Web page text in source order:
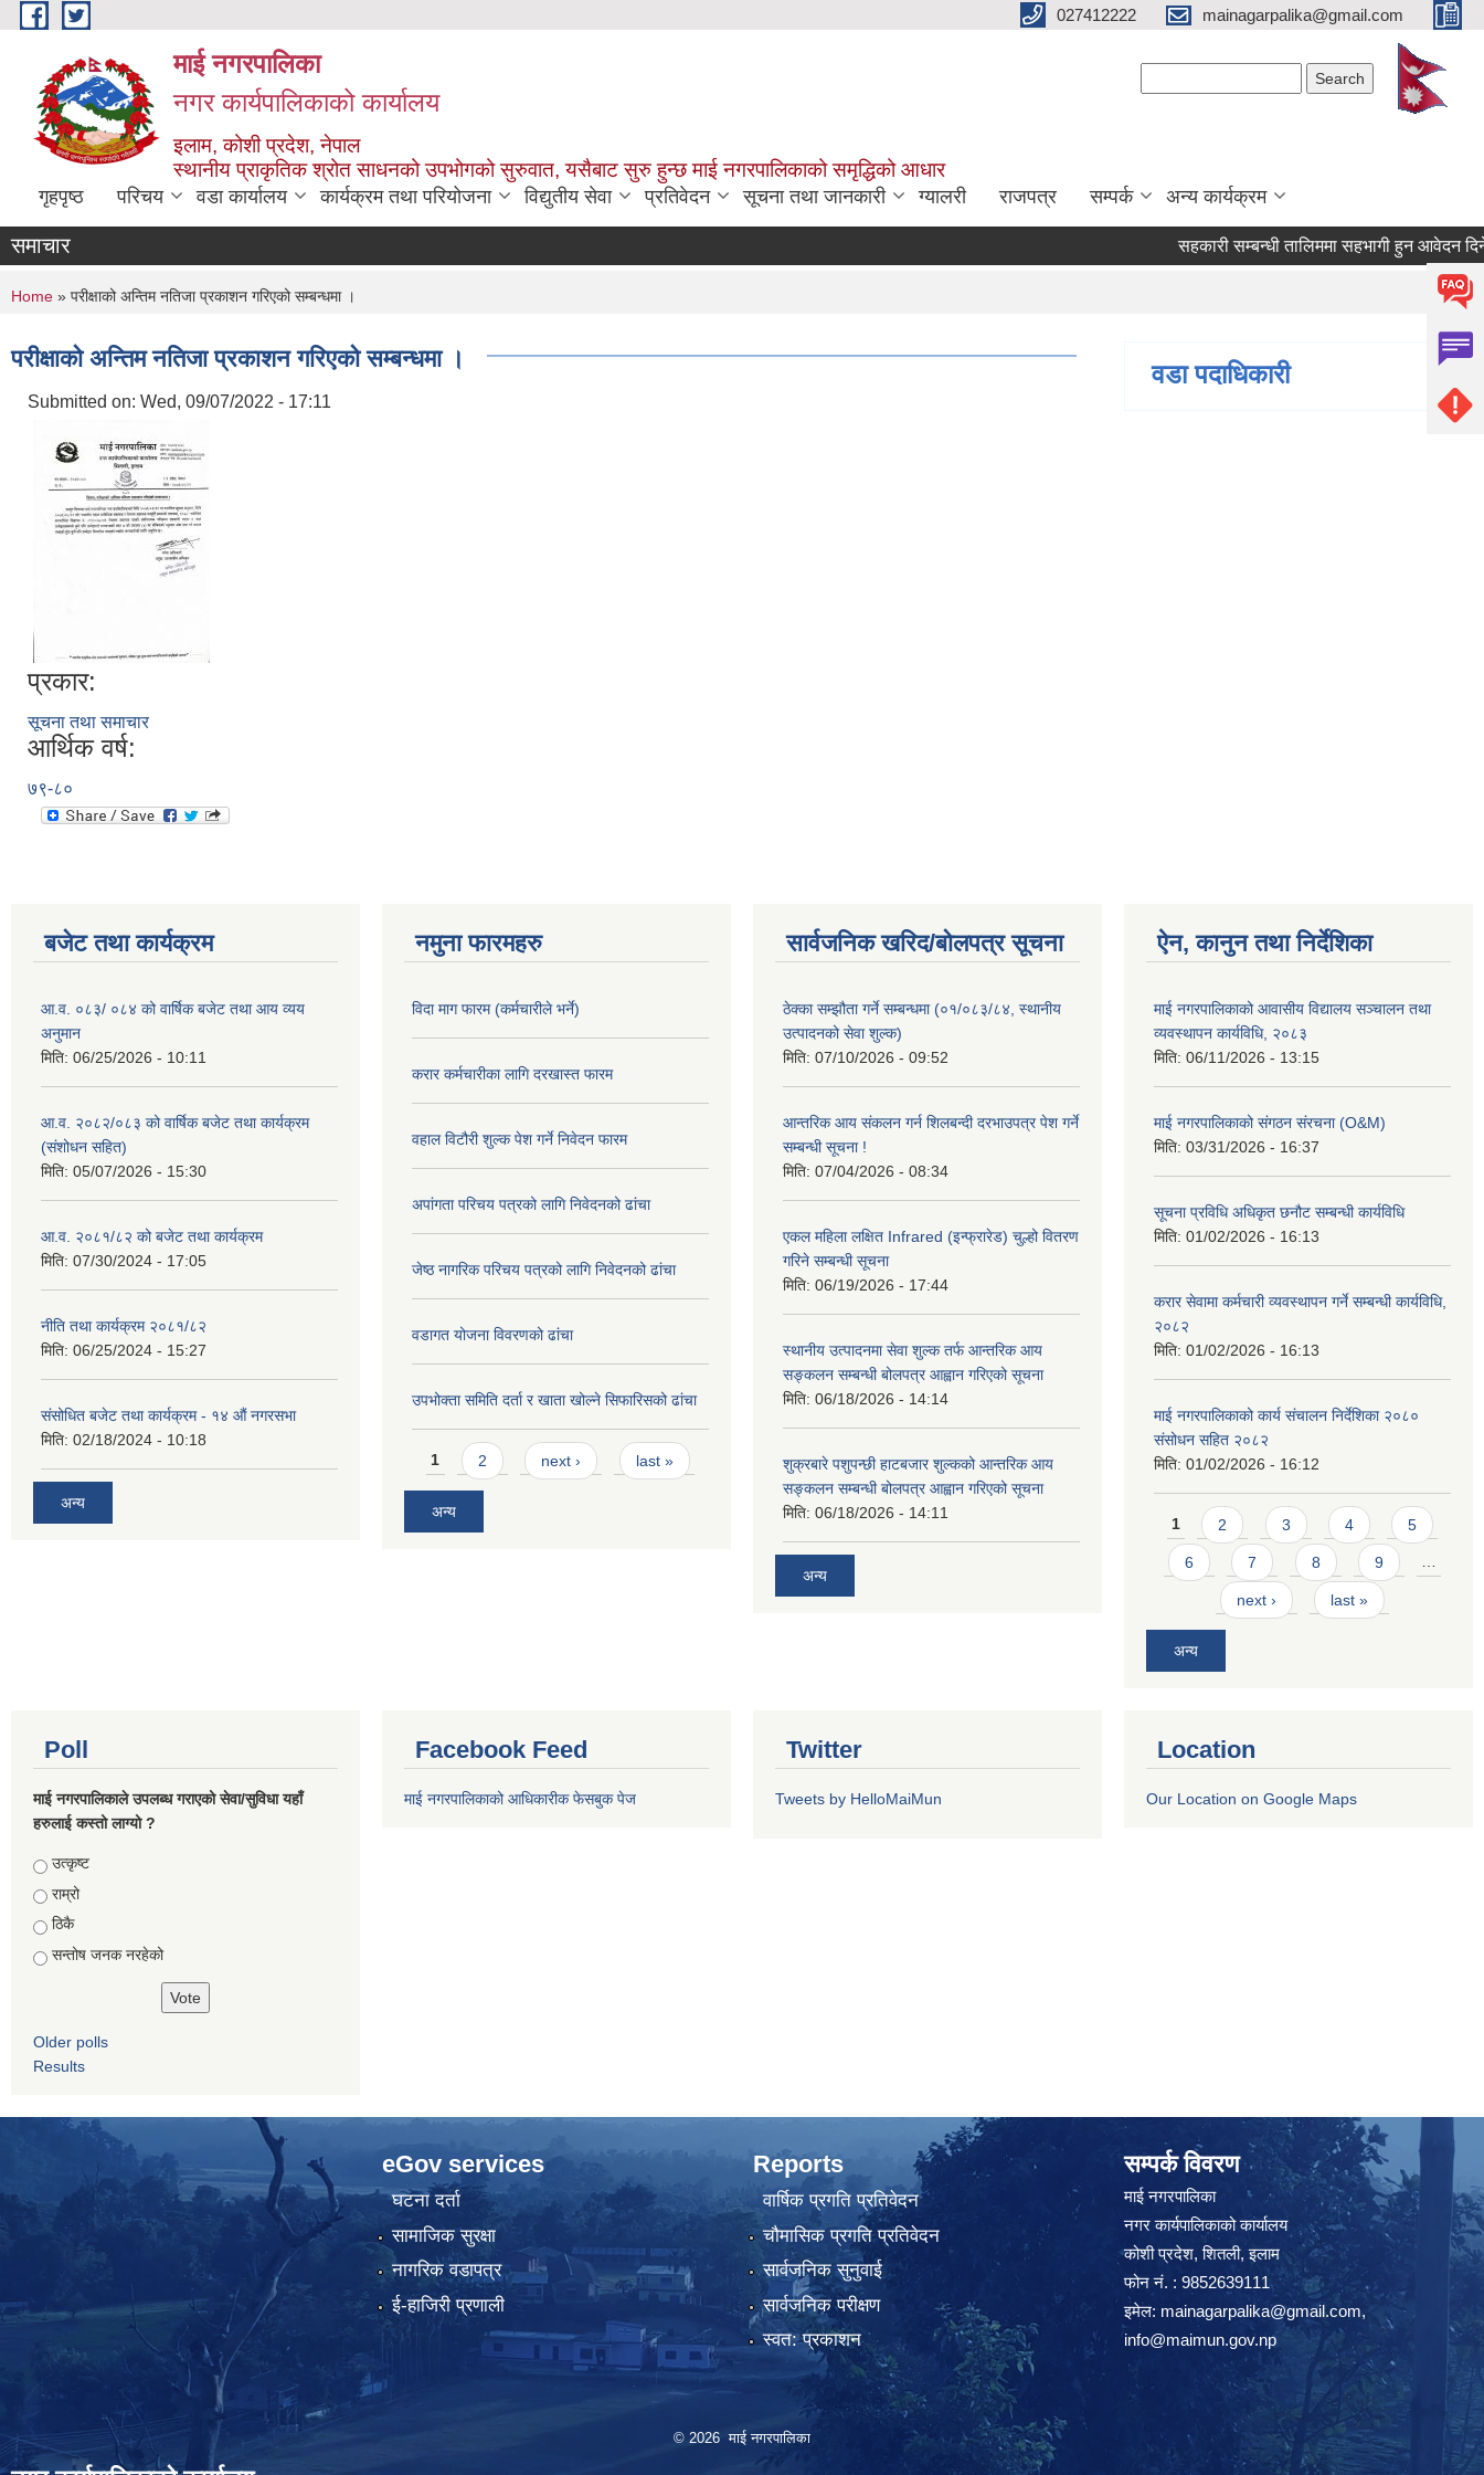
Skip to main content 027412222 mainagarpalika@gmail.com
माई नगरपालिका
नगर कार्यपालिकाको कार्यालय
इलाम, कोशी प्रदेश, नेपाल
स्थानीय प्राकृतिक श्रोत साधनको उपभोगको सुरुवात, यसैबाट सुरु हुन्छ माई नगरपालिकाको समृद्धिको आधार
गृहपृष्ठ परिचय वडा कार्यालय कार्यक्रम तथा परियोजना विद्युतीय सेवा प्रतिवेदन सूचना तथा जानकारी ग्यालरी राजपत्र सम्पर्क अन्य कार्यक्रम
समाचार सहकारी सम्बन्धी तालिममा सहभागी हुन आवेदन दिने
You are here
Home » परीक्षाको अन्तिम नतिजा प्रकाशन गरिएको सम्बन्धमा ।
परीक्षाको अन्तिम नतिजा प्रकाशन गरिएको सम्बन्धमा ।
Submitted on: Wed, 09/07/2022 - 17:11
प्रकार:
सूचना तथा समाचार
आर्थिक वर्ष:
७९-८०
वडा पदाधिकारी
बजेट तथा कार्यक्रम
आ.व. ०८३/ ०८४ को वार्षिक बजेट तथा आय व्यय
अनुमान
मिति: 06/25/2026 - 10:11
आ.व. २०८२/०८३ को वार्षिक बजेट तथा कार्यक्रम
(संशोधन सहित)
मिति: 05/07/2026 - 15:30
आ.व. २०८१/८२ को बजेट तथा कार्यक्रम
मिति: 07/30/2024 - 17:05
नीति तथा कार्यक्रम २०८१/८२
मिति: 06/25/2024 - 15:27
संसोधित बजेट तथा कार्यक्रम - १४ औं नगरसभा
मिति: 02/18/2024 - 10:18
अन्य
नमुना फारमहरु
विदा माग फारम (कर्मचारीले भर्ने)
करार कर्मचारीका लागि दरखास्त फारम
वहाल विटौरी शुल्क पेश गर्ने निवेदन फारम
अपांगता परिचय पत्रको लागि निवेदनको ढांचा
जेष्ठ नागरिक परिचय पत्रको लागि निवेदनको ढांचा
वडागत योजना विवरणको ढांचा
उपभोक्ता समिति दर्ता र खाता खोल्ने सिफारिसको ढांचा
Pages
1 2 next › last »
अन्य
सार्वजनिक खरिद/बोलपत्र सूचना
ठेक्का सम्झौता गर्ने सम्बन्धमा (०१/०८३/८४, स्थानीय
उत्पादनको सेवा शुल्क)
मिति: 07/10/2026 - 09:52
आन्तरिक आय संकलन गर्न शिलबन्दी दरभाउपत्र पेश गर्ने
सम्बन्धी सूचना !
मिति: 07/04/2026 - 08:34
एकल महिला लक्षित Infrared (इन्फ्रारेड) चुल्हो वितरण
गरिने सम्बन्धी सूचना
मिति: 06/19/2026 - 17:44
स्थानीय उत्पादनमा सेवा शुल्क तर्फ आन्तरिक आय
सङ्कलन सम्बन्धी बोलपत्र आह्वान गरिएको सूचना
मिति: 06/18/2026 - 14:14
शुक्रबारे पशुपन्छी हाटबजार शुल्कको आन्तरिक आय
सङ्कलन सम्बन्धी बोलपत्र आह्वान गरिएको सूचना
मिति: 06/18/2026 - 14:11
अन्य
ऐन, कानुन तथा निर्देशिका
माई नगरपालिकाको आवासीय विद्यालय सञ्चालन तथा
व्यवस्थापन कार्यविधि, २०८३
मिति: 06/11/2026 - 13:15
माई नगरपालिकाको संगठन संरचना (O&M)
मिति: 03/31/2026 - 16:37
सूचना प्रविधि अधिकृत छनौट सम्बन्धी कार्यविधि
मिति: 01/02/2026 - 16:13
करार सेवामा कर्मचारी व्यवस्थापन गर्ने सम्बन्धी कार्यविधि,
२०८२
मिति: 01/02/2026 - 16:13
माई नगरपालिकाको कार्य संचालन निर्देशिका २०८०
संसोधन सहित २०८२
मिति: 01/02/2026 - 16:12
Pages
1 2 3 4 5
6 7 8 9 …
next › last »
अन्य
Poll
माई नगरपालिकाले उपलब्ध गराएको सेवा/सुविधा यहाँ
हरुलाई कस्तो लाग्यो ?
Choices
उत्कृष्ट
राम्रो
ठिकै
सन्तोष जनक नरहेको
Older polls
Results
Facebook Feed
माई नगरपालिकाको आधिकारीक फेसबुक पेज
Twitter
Tweets by HelloMaiMun
Location
Our Location on Google Maps
eGov services
घटना दर्ता
सामाजिक सुरक्षा
नागरिक वडापत्र
ई-हाजिरी प्रणाली
Reports
वार्षिक प्रगति प्रतिवेदन
चौमासिक प्रगति प्रतिवेदन
सार्वजनिक सुनुवाई
सार्वजनिक परीक्षण
स्वत: प्रकाशन
सम्पर्क विवरण
माई नगरपालिका
नगर कार्यपालिकाको कार्यालय
कोशी प्रदेश, शितली, इलाम
फोन नं. : 9852639111
इमेल: mainagarpalika@gmail.com,
info@maimun.gov.np
© 2026 माई नगरपालिका